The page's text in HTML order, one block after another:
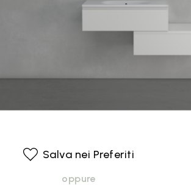
Salva nei Preferiti
oppure